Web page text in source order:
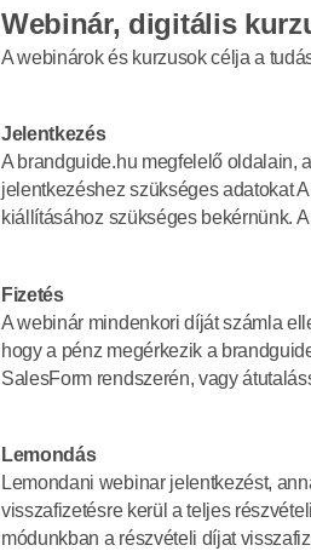
Webinár, digitális
A webinárok és kurzusok célja a
Jelentkezés
A brandguide.hu megfelelő oldalain,
jelentkezéshez szükséges adatokat
kiállításához szükséges bekérnünk.
Fizetés
A webinár mindenkori díját számla
hogy a pénz megérkezik a
SalesForm rendszerén, vagy
Lemondás
Lemondani webinar jelentkezést,
visszafizetésre kerül a teljes
módunkban a részvételi díjat